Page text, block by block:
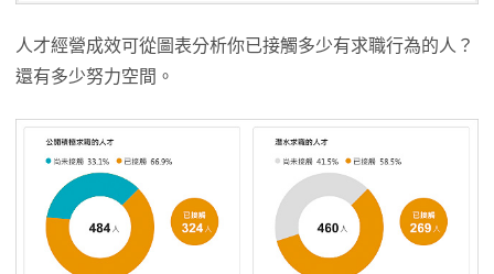
人才經營成效可從圖表分析你已接觸多少有求職行為的人？
還有多少努力空間。